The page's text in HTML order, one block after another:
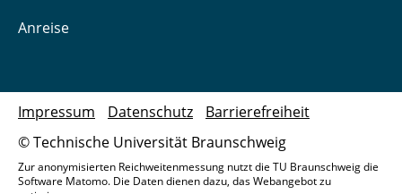
Anreise
© Technische Universität Braunschweig
Impressum Datenschutz Barrierefreiheit
Zur anonymisierten Reichweitenmessung nutzt die TU Braunschweig die
Software Matomo. Die Daten dienen dazu, das Webangebot zu